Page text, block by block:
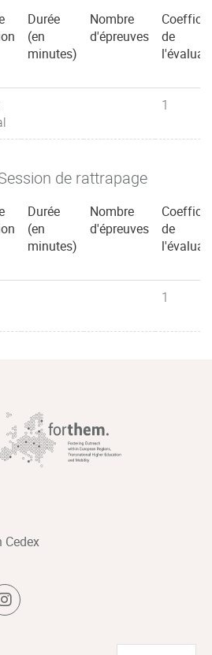
Durée
(en
minutes)
Nombre
d'épreuves
de
1
de rattrapage
Durée
(en
minutes)
Nombre
d'épreuves
de
1
Cedex